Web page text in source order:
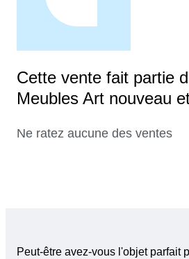
Cette vente fait partie
Meubles Art nouveau
Ne ratez aucune des ventes
Peut-être avez-vous l'objet parfait